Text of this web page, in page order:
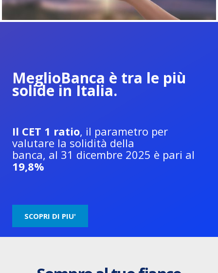
MeglioBanca è tra le più
solide in Italia.
Il CET 1 ratio, il parametro per
valutare la solidità della
banca, al 31 dicembre 2025 è pari al
19,8%
SCOPRI DI PIU'